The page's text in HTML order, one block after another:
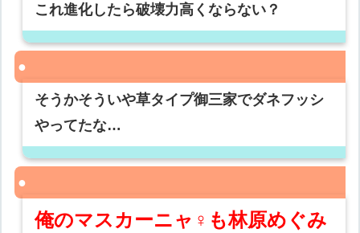
これ進化したら破壊力高くならない？
そうかそういや草タイプ御三家でダネフッシ
やってたな…
俺のマスカーニャ♀も林原めぐみ